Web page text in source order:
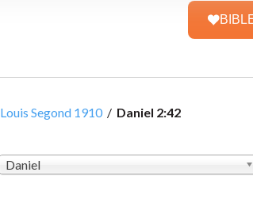
Louis Segond 1910 / Daniel 2:42
Daniel